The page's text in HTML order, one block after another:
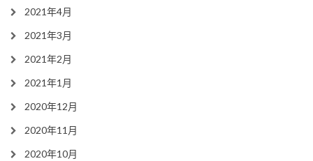
2021年4月
2021年3月
2021年2月
2021年1月
2020年12月
2020年11月
2020年10月